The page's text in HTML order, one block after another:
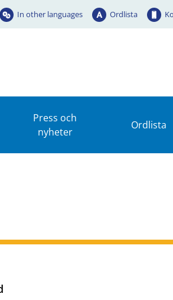
In other languages Ordlista
Press och
nyheter
Ordlista